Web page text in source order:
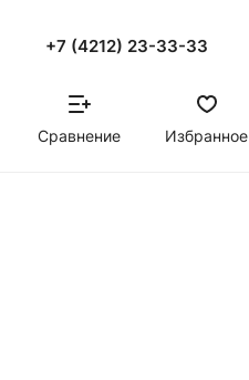
+7 (4212) 23-33-33
Сравнение Избранное